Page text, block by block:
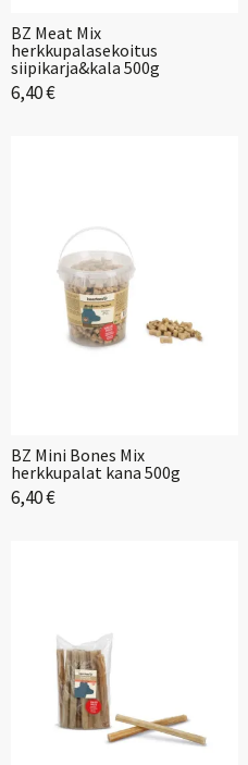
BZ Meat Mix
herkkupalasekoitus
siipikarja&kala 500g
6,40 €
BZ Mini Bones Mix
herkkupalat kana 500g
6,40 €